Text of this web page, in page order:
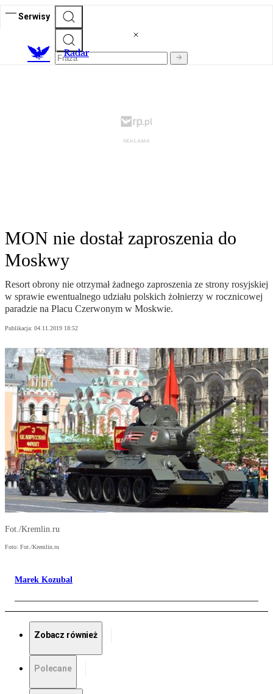
Serwisy
Radar
MON nie dostał zaproszenia do
Moskwy
Resort obrony nie otrzymał żadnego zaproszenia ze strony rosyjskiej
w sprawie ewentualnego udziału polskich żołnierzy w rocznicowej
paradzie na Placu Czerwonym w Moskwie.
Publikacja: 04.11.2019 18:52
Fot./Kremlin.ru
Foto: Fot./Kremlin.ru
Marek Kozubal
Zobacz również
Polecane